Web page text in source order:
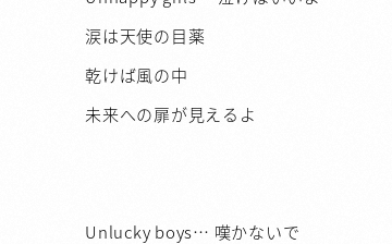
涙は天使の目薬
乾けば風の中
未来への扉が見えるよ
Unlucky boys… 嘆かないで